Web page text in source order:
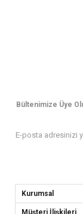
Bültenimize Üye
Kurumsal
Müşteri İlişkileri